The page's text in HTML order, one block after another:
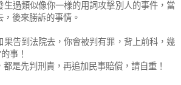
生過類似像你一樣的用詞攻擊別人的事件，當
後來勝訴的事情。
果告到法院去，你會被判有罪，背上前科，幾
事！
是先判刑責，再追加民事賠償，請自重！